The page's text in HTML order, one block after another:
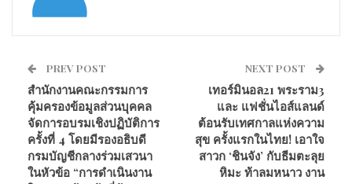
PREV POST
สำนักงานคณะกรรมการ
คุ้มครองข้อมูลส่วนบุคคล
จัดการอบรมเชิงปฏิบัติการ
ครั้งที่ 4 โดยมีรองอธิบดี
กรมบัญชีกลางร่วมเสวนา
ในหัวข้อ “การดำเนินงาน
NEXT POST
เทอร์มินอล21 พระราม3
และ แฟชั่นไอส์แลนด์
ต้อนรับเทศกาลแห่งความ
สุข ครั้งแรกในไทย! เอาใจ
สาวก ‘ชินจัง’ กับธีมตะลุย
หิมะ ท้าลมหนาว งาน